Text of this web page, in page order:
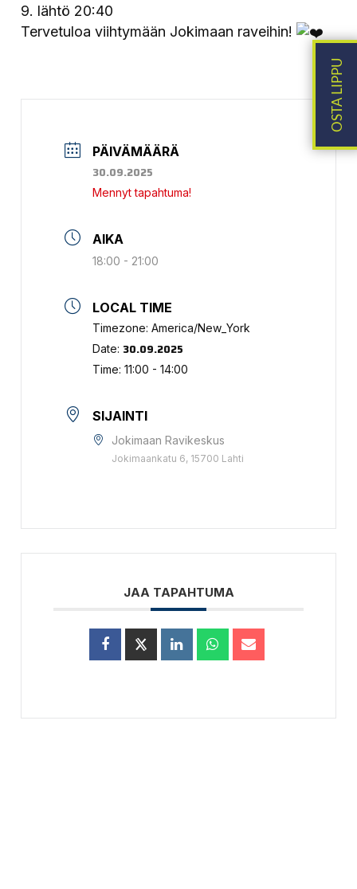
9. lähtö 20:40
Tervetuloa viihtymään Jokimaan raveihin!
PÄIVÄMÄÄRÄ
30.09.2025
Mennyt tapahtuma!
AIKA
18:00 - 21:00
LOCAL TIME
Timezone:America/New_York
Date: 30.09.2025
Time:11:00 - 14:00
SIJAINTI
Jokimaan Ravikeskus
Jokimaankatu 6, 15700 Lahti
JAA TAPAHTUMA